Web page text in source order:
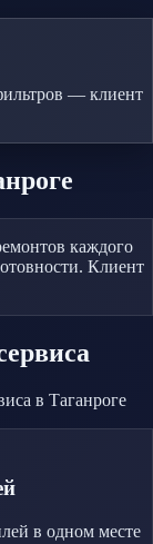
— клиент
каждого
Клиент
в Таганроге
в одном месте